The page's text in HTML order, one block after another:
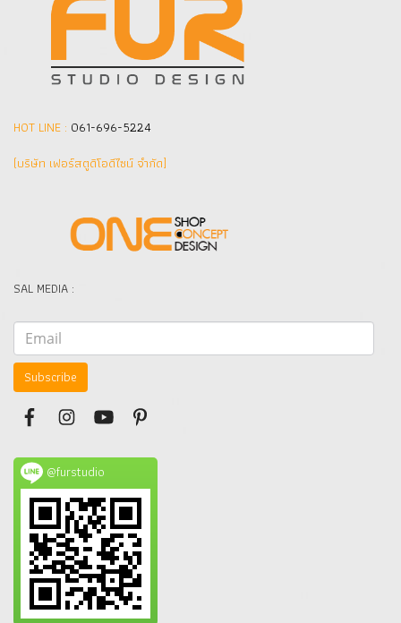
HOT LINE : 061-696-5224
(บริษัท เฟอร์สตูดิโอดีไซน์ จำกัด]
SAL MEDIA :
Subscribe
@furstudio